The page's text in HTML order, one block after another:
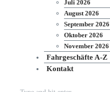
Juli 2026
August 2026
September 2026
Oktober 2026
November 2026
Fahrgeschäfte A-Z
Kontakt